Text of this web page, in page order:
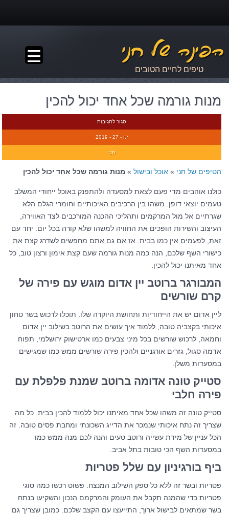
טיפים לחיים הטובים
מנות גורמה שכל אחד יכול להכין
סגור לתגובות
ינו - 27 - 2019
חני
הטיפים של חני » אוכל ובישול » מנות גורמה שכל אחד יכול להכין
כולנו אוהבים מדי פעם לצאת למסעדה ולהתפנק באוכל ייחודי המשלב
טעמים יוצאי דופן. משהו בין הרכיבים האיכותיים וחומרי הגלם הלא
שגרתיים אל מול המרקמים ותהליכי ההכנה המורכבים לצד האווירה,
העיצוב והשירות הופכים את החוויה למשהו שלא קורה בכל יום. יחד עם
זאת, לפעמים אין כמו בבית. אז אם גם אתם מחפשים לשדרג קצת את
כישורי השף שלכם, הנה כמה מנות גורמה שעם קצת אימון ורצון טוב, כל
אחד מאיתנו יכול להכין.
המבורגר ברוטב יין אדום מוגש עם פירה של
קרם שורשים
ליין אדום יש את הייחודיות ותחושת היוקרה שלו. תוכלו לרכוש בשר טחון
איכותי בקצביה טובה, ללמוד איך עושים את הרוטב בשילוב יין אדום
וחמאה, לרכוש שורשים בכל מיני צבעים כמו ארטישוק ירושלמי, תפוח
אדמה סגול, גזרים אורגניים ולהכין פירה שורשים ממש כמו שמגישים
במסעדות משלן.
סטייק טונה אדומה ברוטב שמנת פלפלת עם
פירה חלבי
סטייק טונה זה משהו שכל אחד מאיתנו יכול ללמוד להכין בבית. כל מה
שצריך זה נתח איכותי שנמכר את הדייג השכונתי ומחבת פסים טובה. זה
הכל עניין של מידת עשייה ורוטב טעים והנה לכם מנה ממש כמו
במסעדות השף הכי טובות בתל אביב.
ביף בורגיניון עם שלל פטריות
פטריות ובשר זה ללא כל ספק השילוב המנצח. פשוט רכשו כמה סוגי
פטריות כדי שהמנה תקבל את העומק והמרקמם הנכון והשקיעו בנתח
בשר שמתאים לבישול ארוך, התייעצו עם הקצב שלכם. כמובן שצריך גם